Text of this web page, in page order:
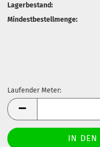
Lagerbestand:
Mindestbestellmenge:
Laufender Meter:
Laufender
Meter